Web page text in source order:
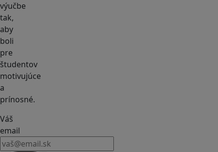
výučbe
tak,
aby
boli
pre
študentov
motivujúce
a
prínosné.
Váš
email